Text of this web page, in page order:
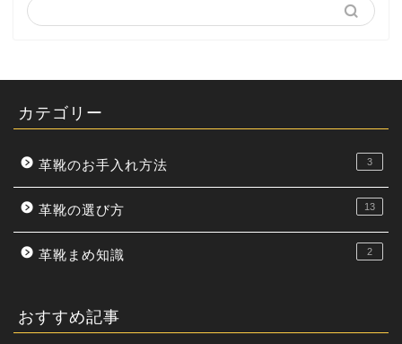
カテゴリー
革靴のお手入れ方法 3
革靴の選び方 13
革靴まめ知識 2
おすすめ記事